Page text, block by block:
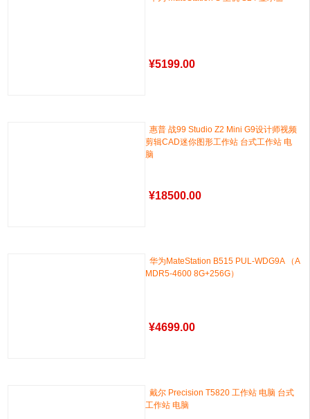
¥5199.00
惠普 战99 Studio Z2 Mini G9设计师视频
剪辑CAD迷你图形工作站 台式工作站 电
脑
¥18500.00
华为MateStation B515 PUL-WDG9A （A
MDR5-4600 8G+256G）
¥4699.00
戴尔 Precision T5820 工作站 电脑 台式
工作站 电脑